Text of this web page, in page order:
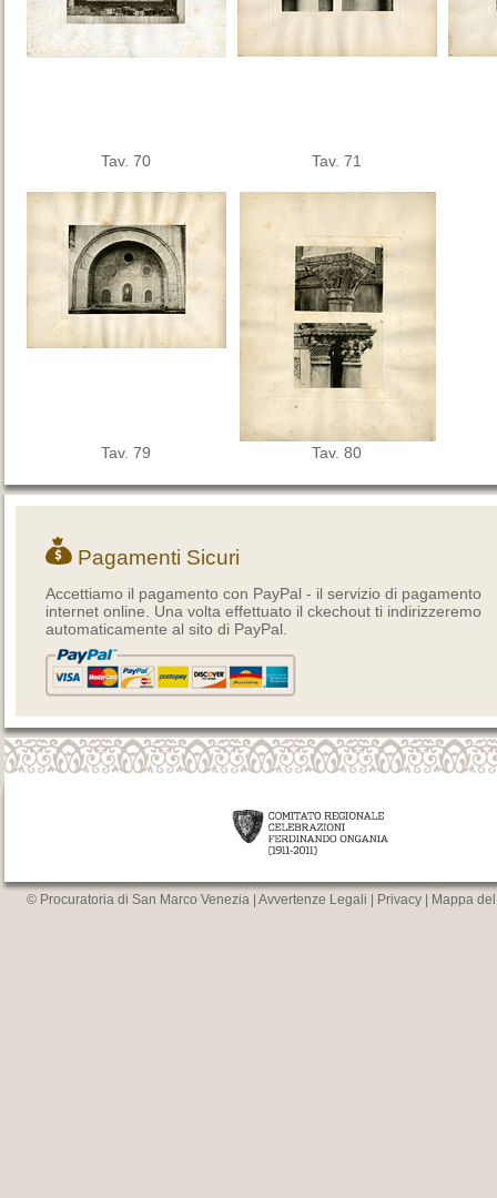
Tav. 70 Tav. 71
Tav. 79 Tav. 80
Pagamenti Sicuri
Accettiamo il pagamento con PayPal - il servizio di pagamento
internet online. Una volta effettuato il ckechout ti indirizzeremo
automaticamente al sito di PayPal.
© Procuratoria di San Marco Venezia | Avvertenze Legali Privacy Mappa